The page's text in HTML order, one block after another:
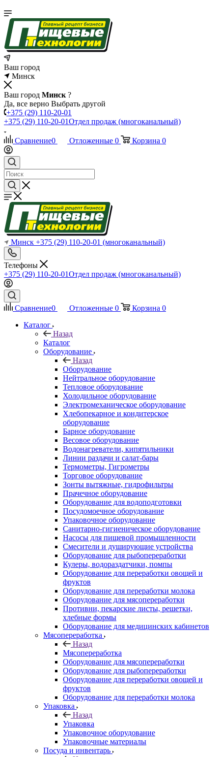
Ваш город
Минск
Ваш город Минск ?
Да, все верно Выбрать другой
+375 (29) 110-20-01
+375 (29) 110-20-01Отдел продаж (многоканальный)
Сравнение0 Отложенные 0 Корзина 0
Минск +375 (29) 110-20-01 (многоканальный)
Телефоны
+375 (29) 110-20-01Отдел продаж (многоканальный)
Сравнение0 Отложенные 0 Корзина 0
Каталог
Назад
Каталог
Оборудование
Назад
Оборудование
Нейтральное оборудование
Тепловое оборудование
Холодильное оборудование
Электромеханическое оборудование
Хлебопекарное и кондитерское
оборудование
Барное оборудование
Весовое оборудование
Водонагреватели, кипятильники
Линии раздачи и салат-бары
Термометры, Гигрометры
Торговое оборудование
Зонты вытяжные, гидрофильтры
Прачечное оборудование
Оборудование для водоподготовки
Посудомоечное оборудование
Упаковочное оборудование
Санитарно-гигиеническое оборудование
Насосы для пищевой промышленности
Смесители и душирующие устройства
Оборудование для рыбопереработки
Кулеры, водораздатчики, помпы
Оборудование для переработки овощей и
фруктов
Оборудование для переработки молока
Оборудование для мясопереработки
Противни, пекарские листы, решетки,
хлебные формы
Оборудование для медицинских кабинетов
Мясопереработка
Назад
Мясопереработка
Оборудование для мясопереработки
Оборудование для рыбопереработки
Оборудование для переработки овощей и
фруктов
Оборудование для переработки молока
Упаковка
Назад
Упаковка
Упаковочное оборудование
Упаковочные материалы
Посуда и инвентарь